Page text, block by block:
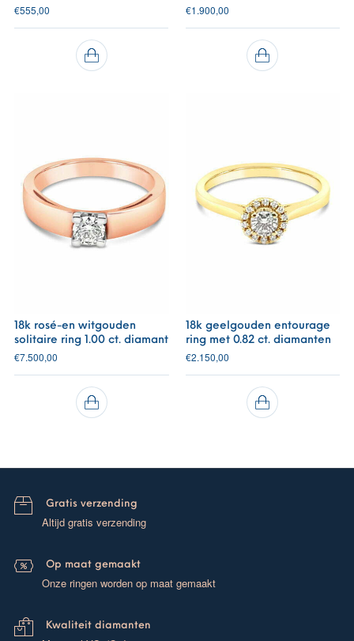
€555,00 €1.900,00
18k rosé-en witgouden
solitaire ring 1.00 ct. diamant
€7.500,00
18k geelgouden entourage
ring met 0.82 ct. diamanten
€2.150,00
Gratis verzending
Altijd gratis verzending
Op maat gemaakt
Onze ringen worden op maat gemaakt
Kwaliteit diamanten